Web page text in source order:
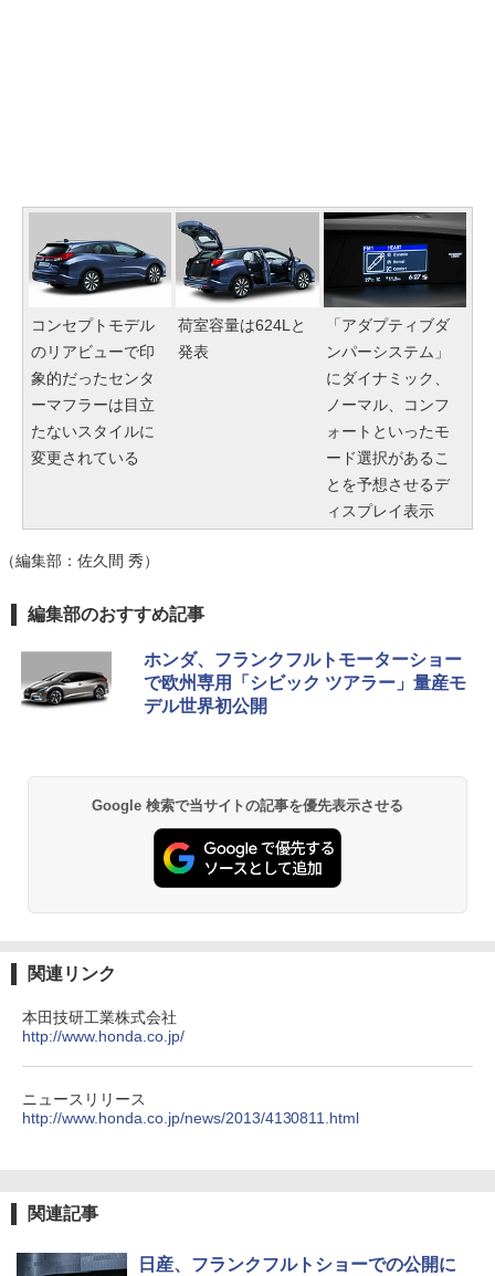
コンセプトモデル
のリアビューで印
象的だったセンタ
ーマフラーは目立
たないスタイルに
変更されている
荷室容量は624Lと
発表
「アダプティブダ
ンパーシステム」
にダイナミック、
ノーマル、コンフ
ォートといったモ
ード選択があるこ
とを予想させるデ
ィスプレイ表示
（編集部：佐久間 秀）
編集部のおすすめ記事
ホンダ、フランクフルトモーターショー
で欧州専用「シビック ツアラー」量産モ
デル世界初公開
Google 検索で当サイトの記事を優先表示させる
関連リンク
本田技研工業株式会社
http://www.honda.co.jp/
ニュースリリース
http://www.honda.co.jp/news/2013/4130811.html
関連記事
日産、フランクフルトショーでの公開に